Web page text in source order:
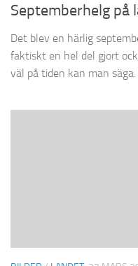
Septemberhelg på
Det blev en härlig
faktiskt en hel del gjort
väl på tiden kan man